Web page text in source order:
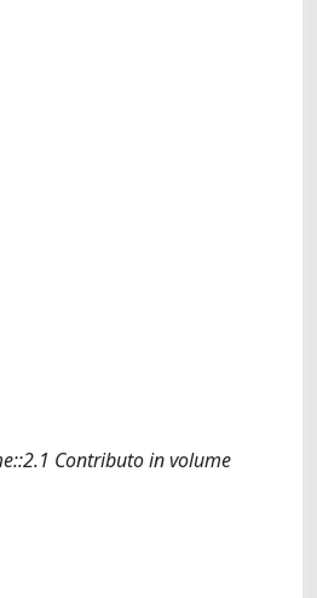
Contributo in volume